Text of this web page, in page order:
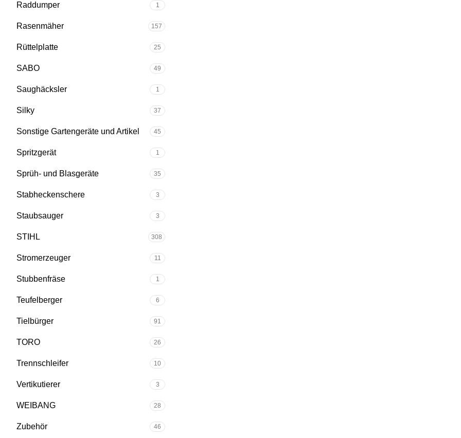
Raddumper 1
Rasenmäher 157
Rüttelplatte 25
SABO 49
Saughäcksler 1
Silky 37
Sonstige Gartengeräte und Artikel 45
Spritzgerät 1
Sprüh- und Blasgeräte 35
Stabheckenschere 3
Staubsauger 3
STIHL 308
Stromerzeuger 11
Stubbenfräse 1
Teufelberger 6
Tielbürger 91
TORO 26
Trennschleifer 10
Vertikutierer 3
WEIBANG 28
Zubehör 46